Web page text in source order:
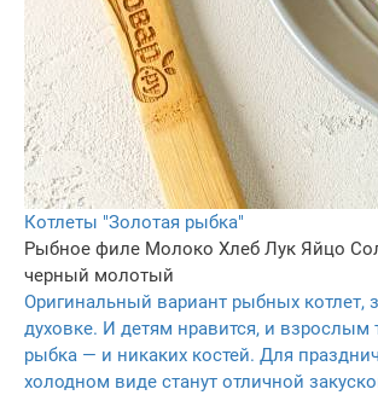
Котлеты "Золотая рыбка"
Рыбное филе Молоко Хлеб Лук Яйцо
черный молотый
Оригинальный вариант рыбных котлет,
духовке. И детям нравится, и взрослым
рыбка — и никаких костей. Для
холодном виде станут отличной